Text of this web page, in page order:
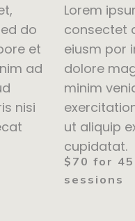
do
et
ad
nisi
Lorem
consectet
eiusm por
dolore
minim
ut aliquip
cupidatat.
$70 for
sessions